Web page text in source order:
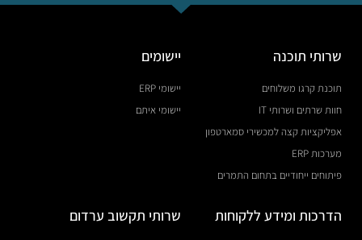
שרותי תוכנה
תוכנת קרגו משלוחים
חוות שרתים ושרותי IT
אפליקציות קצה למכשירי סמארטפון
מערכות ERP
פיתוחים ייחודיים בתחום התמרים
יישומים
יישומי ERP
יישומי איתם
הדרכות ומידע ללקוחות שרותי תקשוב ערדום